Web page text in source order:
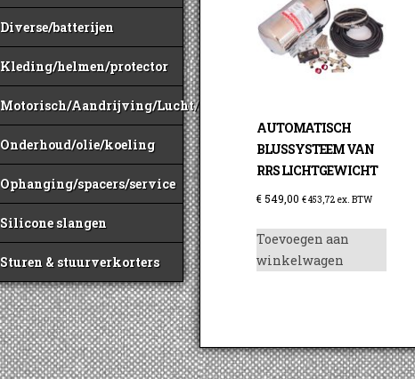
Diverse/batterijen
Kleding/helmen/protector
Motorisch/Aandrijving/Lucht/Benzine
Onderhoud/olie/koeling
Ophanging/spacers/service
Silicone slangen
Sturen & stuurverkorters
AUTOMATISCH
BLUSSYSTEEM VAN
RRS LICHTGEWICHT
€ 549,00 €453,72 ex. BTW
Toevoegen aan
winkelwagen